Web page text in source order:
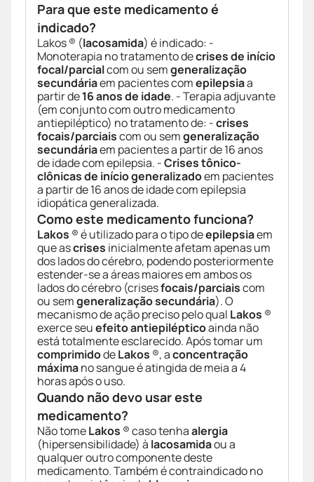
Para que este medicamento é
indicado?
Lakos ® (lacosamida) é indicado: -
Monoterapia no tratamento decrises de início
focal/parcialcom ou semgeneralização
secundáriaem pacientes comepilepsiaa
partir de16 anos de idade. - Terapia adjuvante
(em conjunto com outro medicamento
antiepiléptico) no tratamento de: -crises
focais/parciaiscom ou semgeneralização
secundáriaem pacientes a partir de 16 anos
de idade com epilepsia. -Crises tônico-
clônicas de início generalizadoem pacientes
a partir de 16 anos de idade com epilepsia
idiopática generalizada.
Como este medicamento funciona?
Lakos ® é utilizado para o tipo deepilepsiaem
que ascrises inicialmente afetam apenas um
dos lados do cérebro, podendo posteriormente
estender-se a áreas maiores em ambos os
lados do cérebro (crisesfocais/parciaiscom
ou semgeneralização secundária). O
mecanismo de ação preciso pelo qual Lakos ®
exerce seuefeito antiepilépticoainda não
está totalmente esclarecido. Após tomar um
comprimidodeLakos ®, aconcentração
máximano sangue é atingida de meia a 4
horas após o uso.
Quando não devo usar este
medicamento?
Não tomeLakos ® caso tenhaalergia
(hipersensibilidade) à lacosamidaou a
qualquer outro componente deste
medicamento. Também é contraindicado no